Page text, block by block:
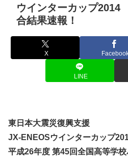
ウインターカップ
合結果速報！
X
LINE
東日本大震災復興支援
JX-ENEOSウインターカップ
平成26年度 第45回全国高等学